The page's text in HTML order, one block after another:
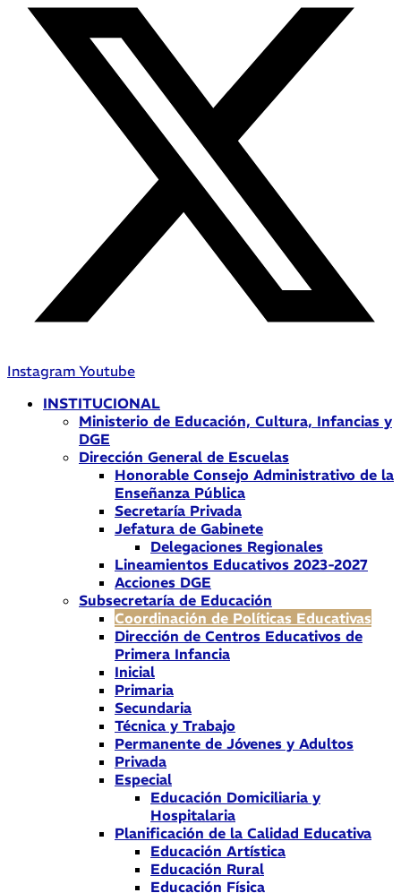
Instagram Youtube
INSTITUCIONAL
Ministerio de Educación, Cultura, Infancias y
DGE
Dirección General de Escuelas
Honorable Consejo Administrativo de la
Enseñanza Pública
Secretaría Privada
Jefatura de Gabinete
Delegaciones Regionales
Lineamientos Educativos 2023-2027
Acciones DGE
Subsecretaría de Educación
Coordinación de Políticas Educativas
Dirección de Centros Educativos de
Primera Infancia
Inicial
Primaria
Secundaria
Técnica y Trabajo
Permanente de Jóvenes y Adultos
Privada
Especial
Educación Domiciliaria y
Hospitalaria
Planificación de la Calidad Educativa
Educación Artística
Educación Rural
Educación Física